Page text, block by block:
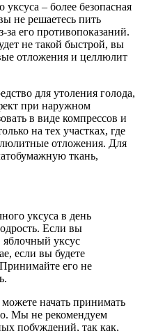
– более безопасная
не решаетесь пить
за его противопоказаний.
не такой быстрой, вы
отложения и целлюлит
для утоления голода,
при наружном
в виде компрессов и
на тех участках, где
отложения. Для
ткань,
уксуса в день
Если вы
яблочный уксус
если вы будете
его не
начать принимать
Мы не рекомендуем
побуждений, так как,